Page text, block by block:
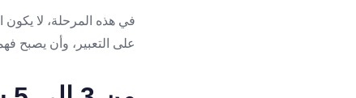
في هذه المرحلة، لا
على التعبير، وأن يصبح